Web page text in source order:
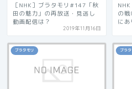
［NHK］ブラタモリ#147「秋
田の魅力」の再放送・見逃し
動画配信は？
2019年11月16日
の
にあ
ブラタモリ ブラタ